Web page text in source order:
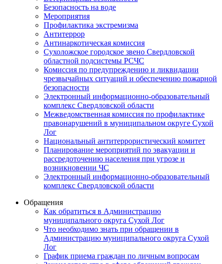
Безопасность на воде
Мероприятия
Профилактика экстремизма
Антитеррор
Антинаркотическая комиссия
Сухоложское городское звено Свердловской
областной подсистемы РСЧС
Комиссия по предупреждению и ликвидации
чрезвычайных ситуаций и обеспечению пожарной
безопасности
Электронный информационно-образовательный
комплекс Cвердловской области
Межведомственная комиссия по профилактике
правонарушений в муниципальном округе Сухой
Лог
Национальный антитеррористический комитет
Планирование мероприятий по эвакуации и
рассредоточению населения при угрозе и
возникновении ЧС
Электронный информационно-образовательный
комплекс Свердловской области
Обращения
Как обратиться в Администрацию
муниципального округа Сухой Лог
Что необходимо знать при обращении в
Администрацию муниципального округа Сухой
Лог
График приема граждан по личным вопросам